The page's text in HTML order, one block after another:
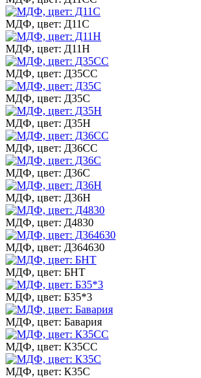
МДФ, цвет: Д11С
МДФ, цвет: Д11Н
МДФ, цвет: Д35СС
МДФ, цвет: Д35С
МДФ, цвет: Д35Н
МДФ, цвет: Д36СС
МДФ, цвет: Д36С
МДФ, цвет: Д36Н
МДФ, цвет: Д4830
МДФ, цвет: Д364630
МДФ, цвет: БНТ
МДФ, цвет: Б35*3
МДФ, цвет: Бавария
МДФ, цвет: К35СС
МДФ, цвет: К35С